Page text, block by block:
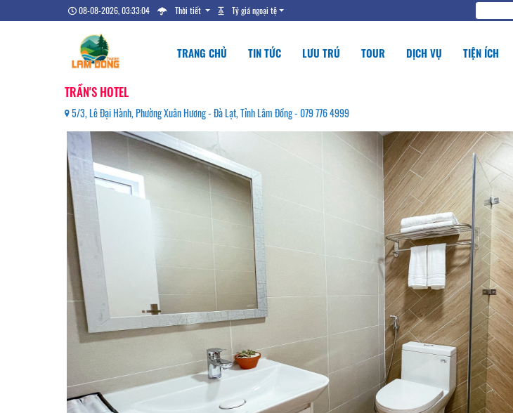
08-08-2026, 03:33:05 Thời tiết Tỷ giá ngoại tệ
TRANG CHỦ TIN TỨC LƯU TRÚ TOUR DỊCH VỤ TIỆN ÍCH
TRẦN'S HOTEL
5/3, Lê Đại Hành, Phường Xuân Hương - Đà Lạt, Tỉnh Lâm Đồng - 079 776 4999